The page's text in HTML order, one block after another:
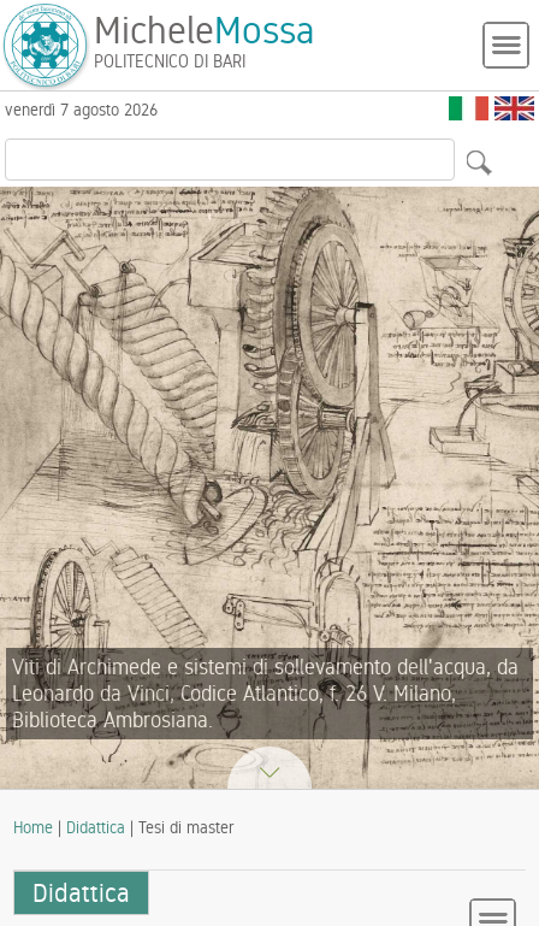
MicheleMossa
POLITECNICO DI BARI
venerdì 7 agosto 2026
Viti di Archimede e sistemi di sollevamento dell'acqua, da
Leonardo da Vinci, Codice Atlantico, f. 26 V. Milano,
Biblioteca Ambrosiana.
Home | Didattica | Tesi di master
Didattica